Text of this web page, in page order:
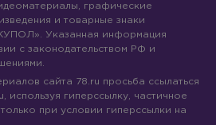
графические
и товарные знаки
Указанная информация
с законодательством РФ и
сайта 78.ru просьба ссылаться
используя гиперссылку, частичное
при условии гиперссылки на